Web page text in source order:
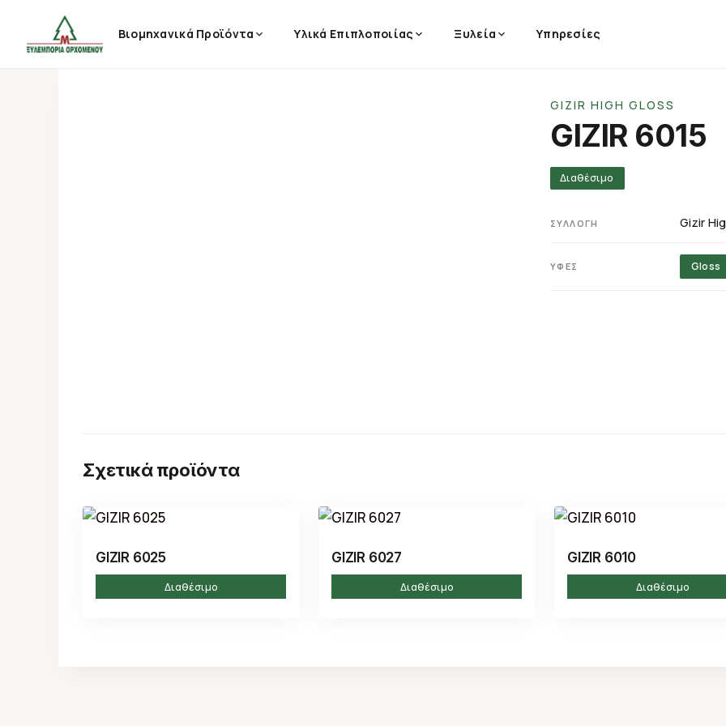
Βιομηχανικά Προϊόντα Υλικά Επιπλοποιίας Ξυλεία Υπηρεσίες
GIZIR HIGH GLOSS
GIZIR 6015
Διαθέσιμο
ΣΥΛΛΟΓΉ Gizir
ΥΦΈΣ Gloss
Σχετικά προϊόντα
GIZIR 6025
Διαθέσιμο
GIZIR 6027
Διαθέσιμο
GIZIR 6010
Διαθέσιμο